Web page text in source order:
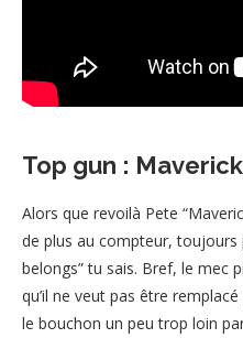
Top gun :
Alors que revoilà Pete
de plus au compteur, toujours
belongs” tu sais. Bref, le mec
qu’il ne veut pas être
le bouchon un peu trop loin